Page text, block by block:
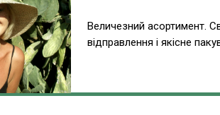
Величезний асортимент.
відправлення і якісне